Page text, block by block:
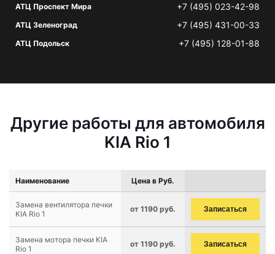
АТЦ Проспект Мира +7 (495) 023-42-98
АТЦ Зеленоград +7 (495) 431-00-33
АТЦ Подольск +7 (495) 128-01-88
Другие работы для автомобиля
KIA Rio 1
Наименование Цена в Руб.
Замена вентилятора печки
KIA Rio 1
от 1190 руб. Записаться
Замена мотора печки KIA
Rio 1
от 1190 руб. Записаться